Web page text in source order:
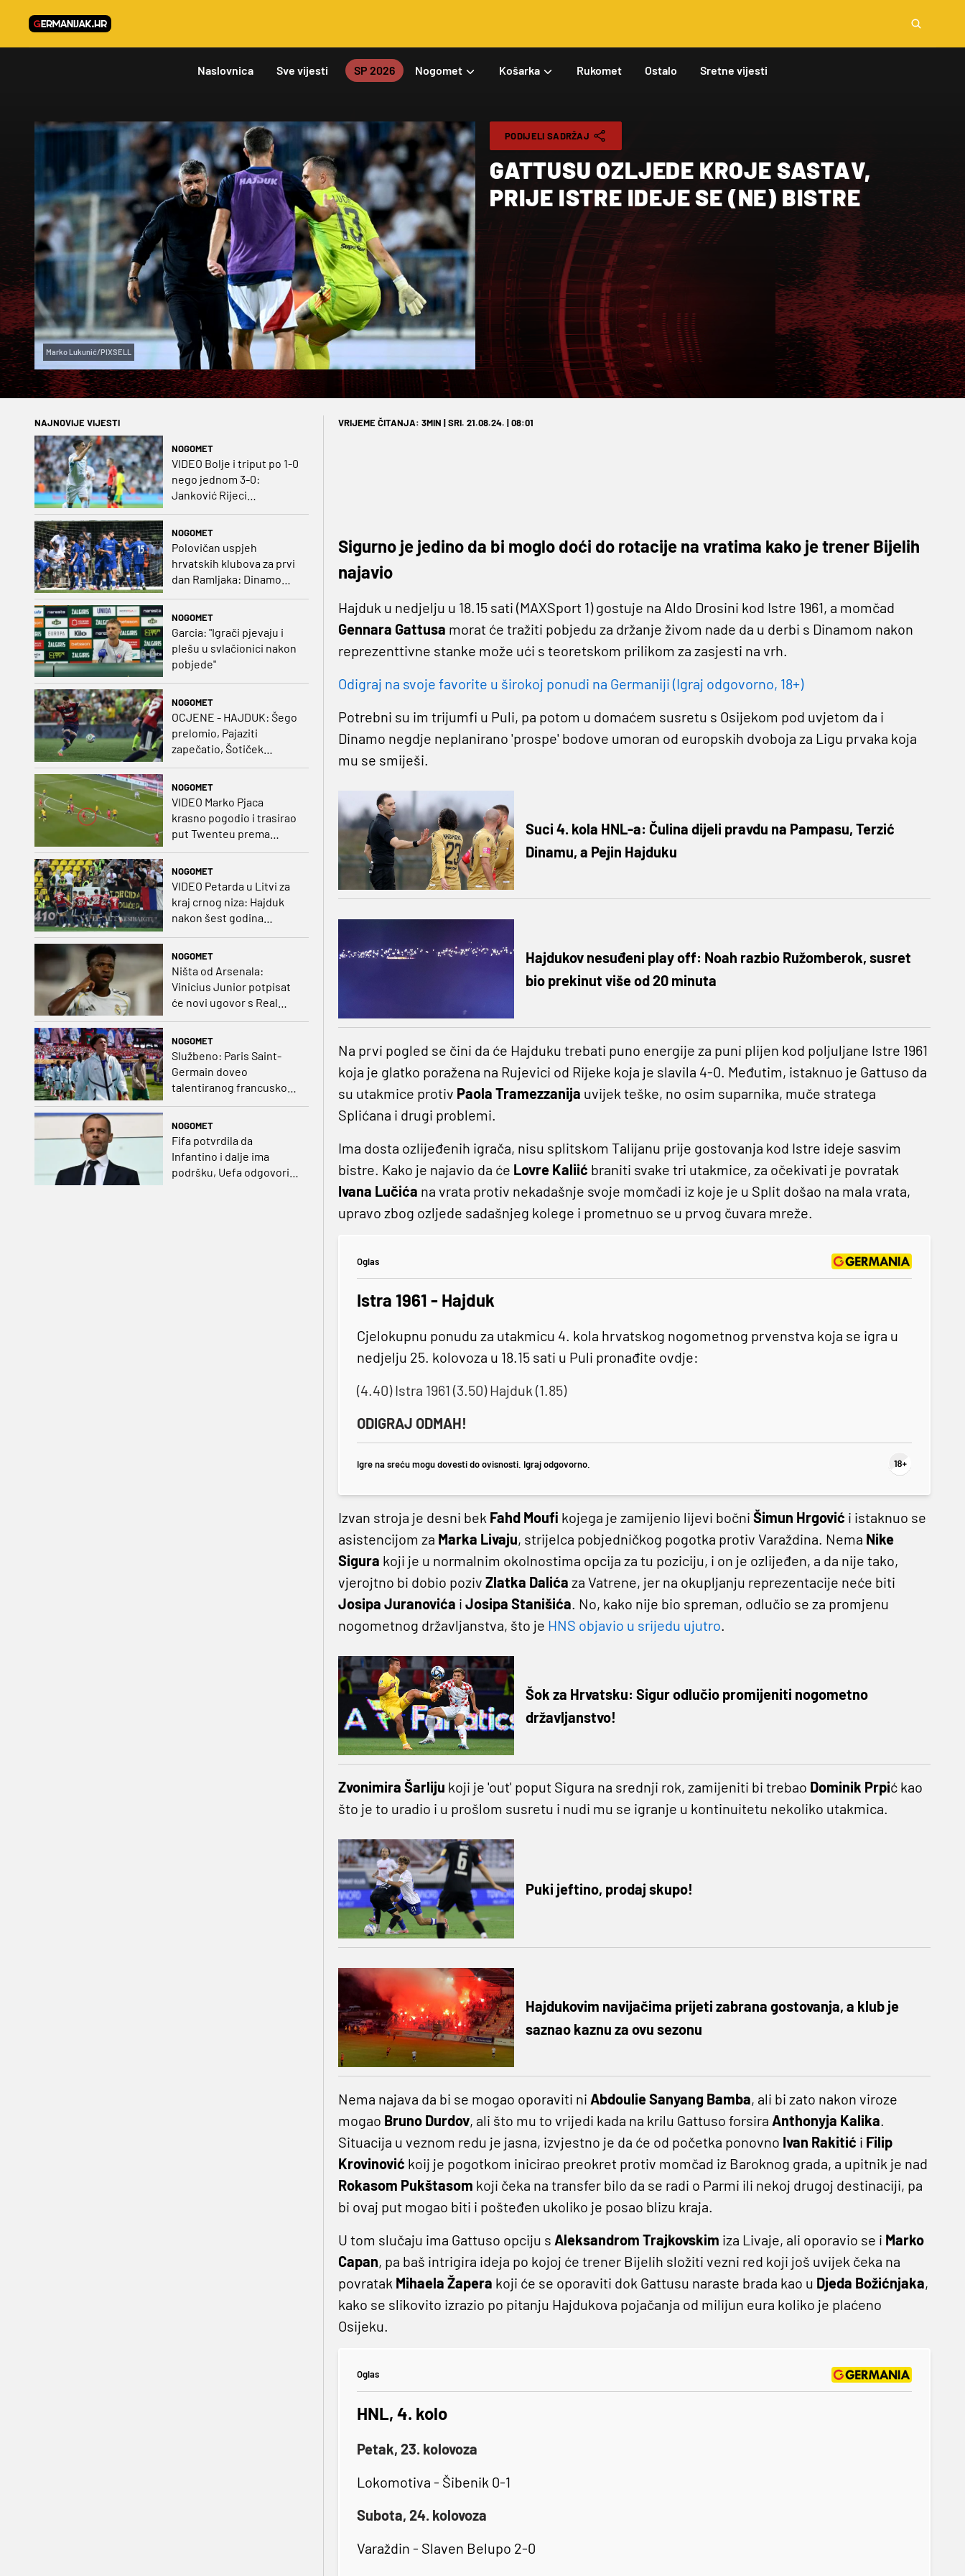
Naslovnica Sve vijesti SP 2026 Nogomet Košarka Rukomet Ostalo Sretne vijesti
Marko Lukunić/PIXSELL
PODIJELI SADRŽAJ
GATTUSU OZLJEDE KROJE SASTAV,
PRIJE ISTRE IDEJE SE (NE) BISTRE
NAJNOVIJE VIJESTI
NOGOMET
VIDEO Bolje i triput po 1-0
nego jednom 3-0:
Janković Rijeci
protivnika
NOGOMET
Polovičan uspjeh
hrvatskih klubova za prvi
dan Ramljaka: Dinamo
NOGOMET
Garcia: "Igrači pjevaju i
plešu u svlačionici nakon
pobjede"
NOGOMET
OCJENE - HAJDUK: Šego
prelomio, Pajaziti
zapečatio, Šotiček
oduševio u predstavi
NOGOMET
VIDEO Marko Pjaca
krasno pogodio i trasirao
put Twenteu prema
NOGOMET
VIDEO Petarda u Litvi za
kraj crnog niza: Hajduk
nakon šest godina
NOGOMET
Ništa od Arsenala:
Vinicius Junior potpisat
će novi ugovor s Real
Madridom
NOGOMET
Službeno: Paris Saint-
Germain doveo
talentiranog francuskog
NOGOMET
Fifa potvrdila da
Infantino i dalje ima
podršku, Uefa odgovorila
VRIJEME ČITANJA: 3MIN | SRI. 21.08.24. | 08:01
Sigurno je jedino da bi moglo doći do rotacije na vratima kako je trener Bijelih
najavio
Hajduk u nedjelju u 18.15 sati (MAXSport 1) gostuje na Aldo Drosini kod Istre 1961, a momčad
Gennara Gattusa morat će tražiti pobjedu za držanje živom nade da u derbi s Dinamom nakon
reprezenttivne stanke može ući s teoretskom prilikom za zasjesti na vrh.
Odigraj na svoje favorite u širokoj ponudi na Germaniji (Igraj odgovorno, 18+)
Potrebni su im trijumfi u Puli, pa potom u domaćem susretu s Osijekom pod uvjetom da i
Dinamo negdje neplanirano 'prospe' bodove umoran od europskih dvoboja za Ligu prvaka koja
mu se smiješi.
Suci 4. kola HNL-a: Čulina dijeli pravdu na Pampasu, Terzić
Dinamu, a Pejin Hajduku
Hajdukov nesuđeni play off: Noah razbio Ružomberok, susret
bio prekinut više od 20 minuta
Na prvi pogled se čini da će Hajduku trebati puno energije za puni plijen kod poljuljane Istre 1961
koja je glatko poražena na Rujevici od Rijeke koja je slavila 4-0. Međutim, istaknuo je Gattuso da
su utakmice protiv Paola Tramezzanija uvijek teške, no osim suparnika, muče stratega
Splićana i drugi problemi.
Ima dosta ozlijeđenih igrača, nisu splitskom Talijanu prije gostovanja kod Istre ideje sasvim
bistre. Kako je najavio da će Lovre Kaliić braniti svake tri utakmice, za očekivati je povratak
Ivana Lučića na vrata protiv nekadašnje svoje momčadi iz koje je u Split došao na mala vrata,
upravo zbog ozljede sadašnjeg kolege i prometnuo se u prvog čuvara mreže.
Oglas
Istra 1961 - Hajduk
Cjelokupnu ponudu za utakmicu 4. kola hrvatskog nogometnog prvenstva koja se igra u
nedjelju 25. kolovoza u 18.15 sati u Puli pronađite ovdje:
(4.40) Istra 1961 (3.50) Hajduk (1.85)
ODIGRAJ ODMAH!
Igre na sreću mogu dovesti do ovisnosti. Igraj odgovorno.
Izvan stroja je desni bek Fahd Moufi kojega je zamijenio lijevi bočni Šimun Hrgović i istaknuo se
asistencijom za Marka Livaju, strijelca pobjedničkog pogotka protiv Varaždina. Nema Nike
Sigura koji je u normalnim okolnostima opcija za tu poziciju, i on je ozlijeđen, a da nije tako,
vjerojtno bi dobio poziv Zlatka Dalića za Vatrene, jer na okupljanju reprezentacije neće biti
Josipa Juranovića i Josipa Stanišića. No, kako nije bio spreman, odlučio se za promjenu
nogometnog državljanstva, što je HNS objavio u srijedu ujutro.
Šok za Hrvatsku: Sigur odlučio promijeniti nogometno
državljanstvo!
Zvonimira Šarliju koji je 'out' poput Sigura na srednji rok, zamijeniti bi trebao Dominik Prpić kao
što je to uradio i u prošlom susretu i nudi mu se igranje u kontinuitetu nekoliko utakmica.
Puki jeftino, prodaj skupo!
Hajdukovim navijačima prijeti zabrana gostovanja, a klub je
saznao kaznu za ovu sezonu
Nema najava da bi se mogao oporaviti ni Abdoulie Sanyang Bamba, ali bi zato nakon viroze
mogao Bruno Durdov, ali što mu to vrijedi kada na krilu Gattuso forsira Anthonyja Kalika.
Situacija u veznom redu je jasna, izvjestno je da će od početka ponovno Ivan Rakitić i Filip
Krovinović koij je pogotkom inicirao preokret protiv momčad iz Baroknog grada, a upitnik je nad
Rokasom Pukštasom koji čeka na transfer bilo da se radi o Parmi ili nekoj drugoj destinaciji, pa
bi ovaj put mogao biti i pošteđen ukoliko je posao blizu kraja.
U tom slučaju ima Gattuso opciju s Aleksandrom Trajkovskim iza Livaje, ali oporavio se i Marko
Capan, pa baš intrigira ideja po kojoj će trener Bijelih složiti vezni red koji još uvijek čeka na
povratak Mihaela Žapera koji će se oporaviti dok Gattusu naraste brada kao u Djeda Božićnjaka,
kako se slikovito izrazio po pitanju Hajdukova pojačanja od milijun eura koliko je plaćeno
Osijeku.
Oglas
HNL, 4. kolo
Petak, 23. kolovoza
Lokomotiva - Šibenik 0-1
Subota, 24. kolovoza
Varaždin - Slaven Belupo 2-0